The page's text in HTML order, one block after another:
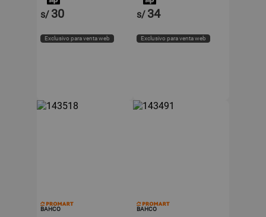
s/ 30
Exclusivo para venta web
s/ 34
Exclusivo para venta web
BAHCO BAHCO